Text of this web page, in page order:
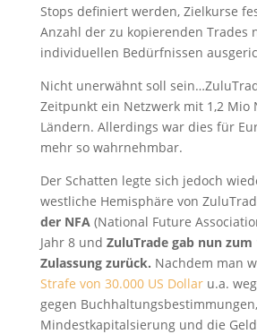
Stops definiert werden, Zielkurse
Anzahl der zu kopierenden Trades
individuellen Bedürfnissen
Nicht unerwähnt soll
Zeitpunkt ein Netzwerk mit 1,2 Mio
Ländern. Allerdings war dies für
mehr so wahrnehmbar.
Der Schatten legte sich jedoch
westliche Hemisphäre von
der NFA(National Future
Jahr 8 und ZuluTrade gab nun zum
Zulassung zurück. Nachdem man
Strafe von 30.000 US Dollaru.a.
gegen Buchhaltungsbestimmungen,
Mindestkapitalsierung und die